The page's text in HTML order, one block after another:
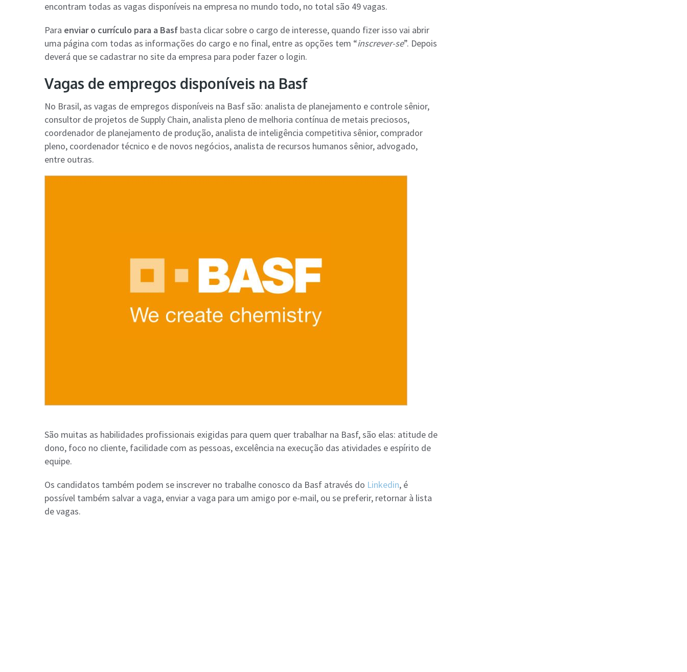
encontram todas as vagas disponíveis na empresa no mundo todo, no total são 49 vagas.
Para enviar o currículo para a Basf basta clicar sobre o cargo de interesse, quando fizer isso vai abrir
uma página com todas as informações do cargo e no final, entre as opções tem “inscrever-se”. Depois
deverá que se cadastrar no site da empresa para poder fazer o login.
Vagas de empregos disponíveis na Basf
No Brasil, as vagas de empregos disponíveis na Basf são: analista de planejamento e controle sênior,
consultor de projetos de Supply Chain, analista pleno de melhoria contínua de metais preciosos,
coordenador de planejamento de produção, analista de inteligência competitiva sênior, comprador
pleno, coordenador técnico e de novos negócios, analista de recursos humanos sênior, advogado,
entre outras.
São muitas as habilidades profissionais exigidas para quem quer trabalhar na Basf, são elas: atitude de
dono, foco no cliente, facilidade com as pessoas, excelência na execução das atividades e espírito de
equipe.
Os candidatos também podem se inscrever no trabalhe conosco da Basf através do Linkedin, é
possível também salvar a vaga, enviar a vaga para um amigo por e-mail, ou se preferir, retornar à lista
de vagas.